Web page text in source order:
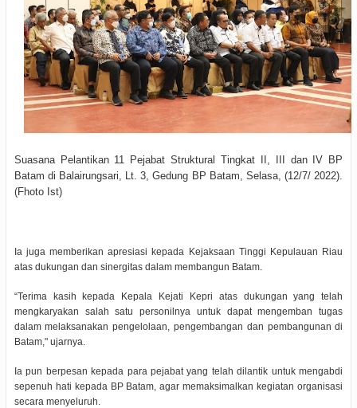
Suasana Pelantikan 11 Pejabat Struktural Tingkat II, III dan IV BP
Batam di Balairungsari, Lt. 3, Gedung BP Batam, Selasa, (12/7/ 2022).
(Fhoto Ist)
Ia juga memberikan apresiasi kepada Kejaksaan Tinggi Kepulauan Riau
atas dukungan dan sinergitas dalam membangun Batam.
“Terima kasih kepada Kepala Kejati Kepri atas dukungan yang telah
mengkaryakan salah satu personilnya untuk dapat mengemban tugas
dalam melaksanakan pengelolaan, pengembangan dan pembangunan di
Batam," ujarnya.
Ia pun berpesan kepada para pejabat yang telah dilantik untuk mengabdi
sepenuh hati kepada BP Batam, agar memaksimalkan kegiatan organisasi
secara menyeluruh.